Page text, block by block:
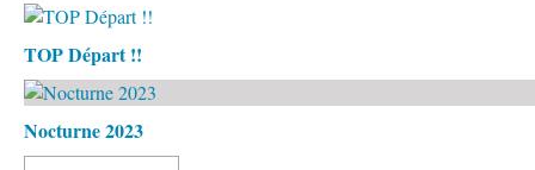
TOP Départ !!
Nocturne 2023